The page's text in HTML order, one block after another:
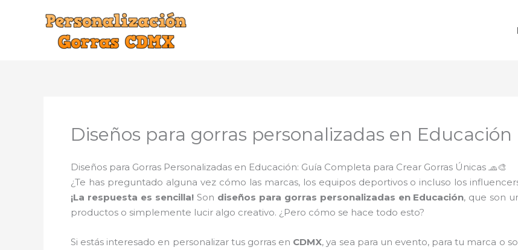
Diseños para gorras personalizadas en Educación
Diseños para Gorras Personalizadas en Educación: Guía Completa para Crear Gorras Únicas 🧢🎨
¿Te has preguntado alguna vez cómo las marcas, los equipos deportivos o incluso los
¡La respuesta es sencilla!Son diseños para gorras personalizadas en Educación, que son
productos o simplemente lucir algo creativo. ¿Pero cómo se hace todo esto?
Si estás interesado en personalizar tus gorras en CDMX, ya sea para un evento, para tu marca o